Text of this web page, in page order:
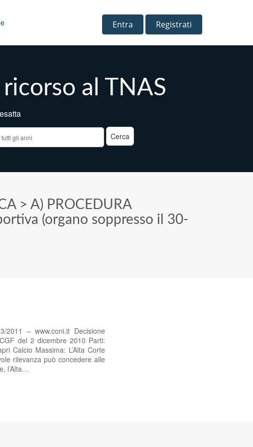
Entra Registrati
al TNAS
esatta
> A) PROCEDURA
(organo soppresso il 30-
– www.coni.it Decisione
del 2 dicembre 2010 Parti:
Calcio Massima: L’Alta Corte
rilevanza può concedere alle
l’Alta…